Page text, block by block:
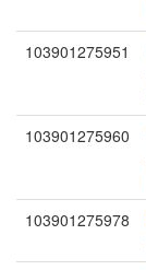
103901275951
103901275960
103901275978